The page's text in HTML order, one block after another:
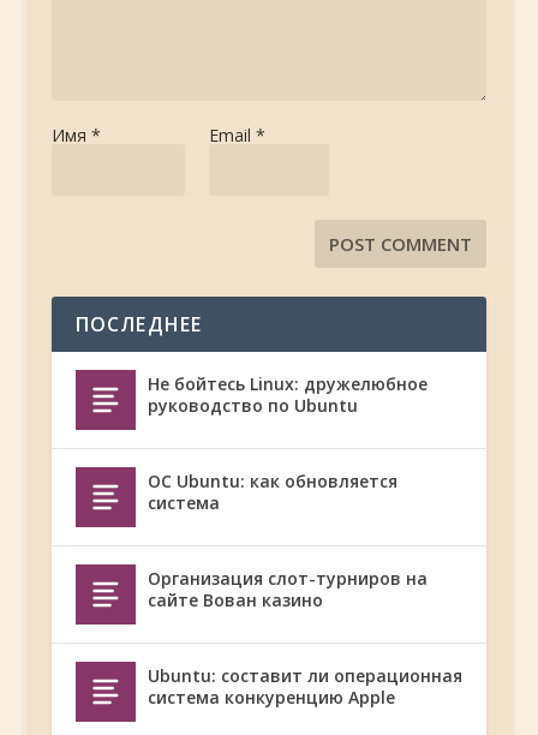
Имя * Email *
ПОСЛЕДНЕЕ
Не бойтесь Linux: дружелюбное
руководство по Ubuntu
ОС Ubuntu: как обновляется
система
Организация слот-турниров на
сайте Вован казино
Ubuntu: составит ли операционная
система конкуренцию Apple